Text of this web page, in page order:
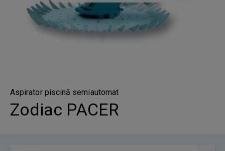
Aspirator piscină semiautomat
Zodiac PACER